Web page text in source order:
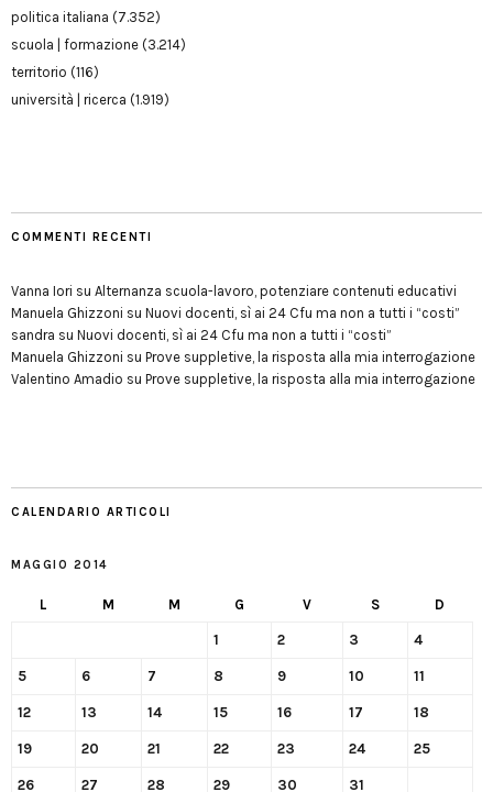
politica italiana (7.352)
scuola | formazione (3.214)
territorio (116)
università | ricerca (1.919)
COMMENTI RECENTI
Vanna Iori su Alternanza scuola-lavoro, potenziare contenuti educativi
Manuela Ghizzoni su Nuovi docenti, sì ai 24 Cfu ma non a tutti i “costi”
sandra su Nuovi docenti, sì ai 24 Cfu ma non a tutti i “costi”
Manuela Ghizzoni su Prove suppletive, la risposta alla mia interrogazione
Valentino Amadio su Prove suppletive, la risposta alla mia interrogazione
CALENDARIO ARTICOLI
MAGGIO 2014
L M M G V S D
1 2 3 4
5 6 7 8 9 10 11
12 13 14 15 16 17 18
19 20 21 22 23 24 25
26 27 28 29 30 31